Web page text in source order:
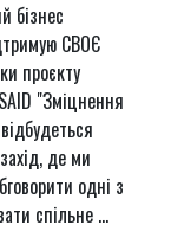
бізнес
СВОЄ
проєкту
"Зміцнення
де ми
одні з
спільне ...